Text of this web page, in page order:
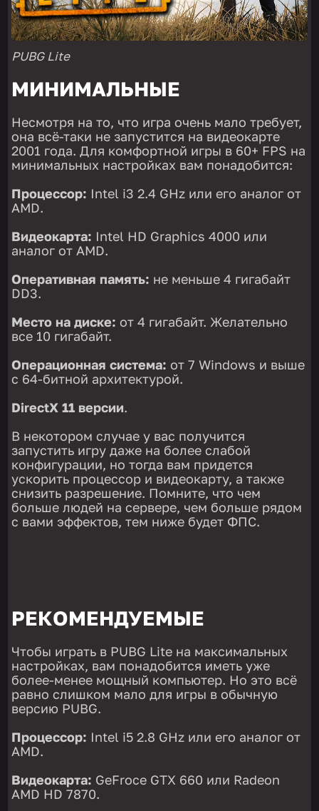
PUBG Lite
МИНИМАЛЬНЫЕ
Несмотря на то, что игра очень мало требует,
она всё-таки не запустится на видеокарте
2001 года. Для комфортной игры в 60+ FPS на
минимальных настройках вам понадобится:
Процессор: Intel i3 2.4 GHz или его аналог от
AMD.
Видеокарта: Intel HD Graphics 4000 или
аналог от AMD.
Оперативная память: не меньше 4 гигабайт
DD3.
Место на диске: от 4 гигабайт. Желательно
все 10 гигабайт.
Операционная система:от 7 Windows и выше
с 64-битной архитектурой.
DirectX 11 версии.
В некотором случае у вас получится
запустить игру даже на более слабой
конфигурации, но тогда вам придется
ускорить процессор и видеокарту, а также
снизить разрешение. Помните, что чем
больше людей на сервере, чем больше рядом
с вами эффектов, тем ниже будет ФПС.
РЕКОМЕНДУЕМЫЕ
Чтобы играть в PUBG Lite на максимальных
настройках, вам понадобится иметь уже
более-менее мощный компьютер. Но это всё
равно слишком мало для игры в обычную
версию PUBG.
Процессор: Intel i5 2.8 GHz или его аналог от
AMD.
Видеокарта: GeFroce GTX 660 или Radeon
AMD HD 7870.